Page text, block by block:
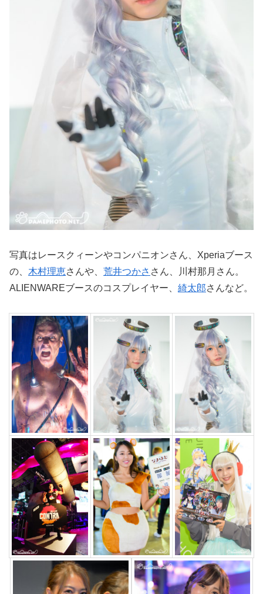
写真はレースクィーンやコンパニオンさん、Xperiaブース
の、 木村理恵さんや、 荒井つかさ さん、川村那月さん。
ALIENWAREブースのコスプレイヤー、 綺太郎さんなど。